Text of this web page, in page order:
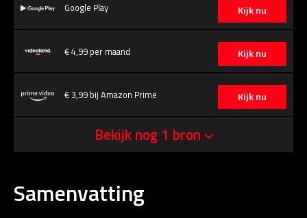
Kijk nu
Google Play
Kijk nu
€ 4,99 per maand
Kijk nu
€ 3,99 bij Amazon Prime
Bekijk nog 1 bron
Samenvatting